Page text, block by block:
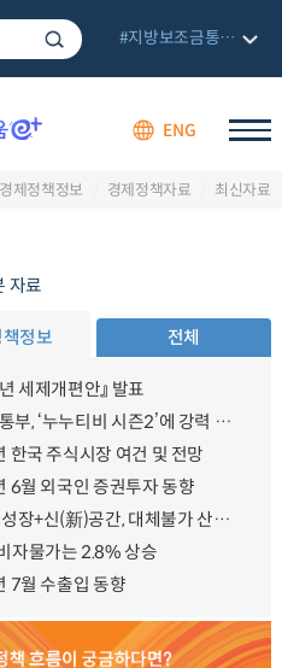
ENG
#지방보조금통합관리망
경제정책정보 경제정책자료 최신자료
자료
정보 전체
세제개편안』 발표
과기정통부, ‘누누티비 시즌2’에 강력 대응 의지 밝혀
한국 주식시장 여건 및 전망
6월 외국인 증권투자 동향
“초(超)성장+신(新)공간, 대체불가 산업강국”
자물가는 2.8% 상승
7월 수출입 동향